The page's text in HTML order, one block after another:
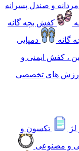
و صندل پسرانه
کفش بچه گانه
گانه
دمپایی
، کفش ایمنی و
های تخصصی
تکسون و
و مصنوعی